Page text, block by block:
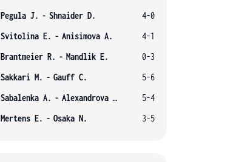
Pegula J. - Shnaider D.
4-0
Svitolina E. - Anisimova A.
4-1
Brantmeier R. - Mandlik E.
0-3
Sakkari M. - Gauff C.
5-6
Sabalenka A. - Alexandrova E.
5-4
Mertens E. - Osaka N. 3-5